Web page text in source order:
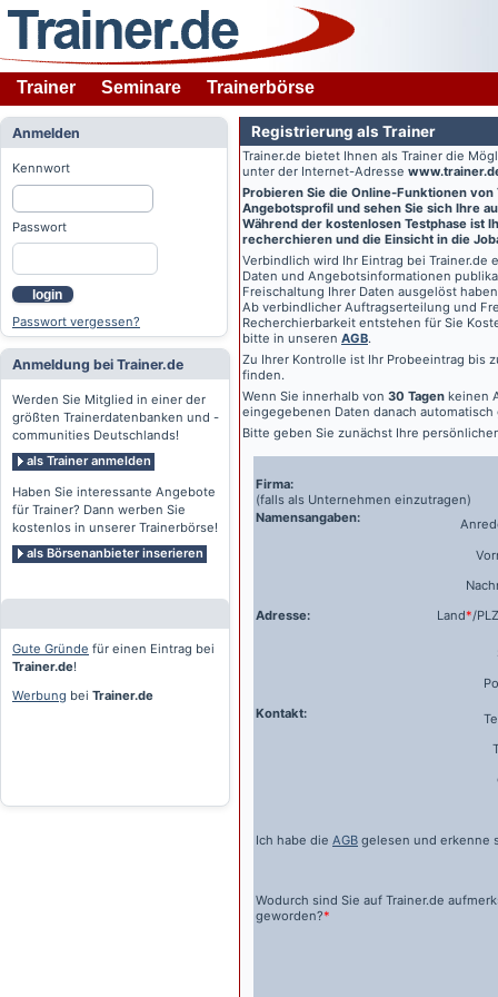
Trainer Seminare Trainerbörse
Anmelden
Kennwort
Passwort
login
Passwort vergessen?
Anmeldung bei Trainer.de
Werden Sie Mitglied in einer der
größten Trainerdatenbanken und -
communities Deutschlands!
als Trainer anmelden
Haben Sie interessante Angebote
für Trainer? Dann werben Sie
kostenlos in unserer Trainerbörse!
als Börsenanbieter inserieren
Gute Gründe für einen Eintrag bei
Trainer.de!
Werbung bei Trainer.de
Registrierung als Trainer
Trainer.de bietet Ihnen als Trainer die
unter der Internet-Adresse
Probieren Sie die Online-Funktionen von
Angebotsprofil und sehen Sie sich Ihre
Während der kostenlosen Testphase ist
recherchieren und die Einsicht in die
Verbindlich wird Ihr Eintrag bei Trainer.de
Daten und Angebotsinformationen
Freischaltung Ihrer Daten ausgelöst
Ab verbindlicher Auftragserteilung und
Recherchierbarkeit entstehen für Sie
bitte in unseren AGB.
Zu Ihrer Kontrolle ist Ihr Probeeintrag bis
finden.
Wenn Sie innerhalb von 30 Tagen keinen
eingegebenen Daten danach automatisch
Bitte geben Sie zunächst Ihre
Firma:
(falls als Unternehmen einzutragen)
Namensangaben:
Adresse:
Land*/PLZ
Kontakt:
Ich habe die AGB gelesen und erkenne
Wodurch sind Sie auf Trainer.de
geworden?*